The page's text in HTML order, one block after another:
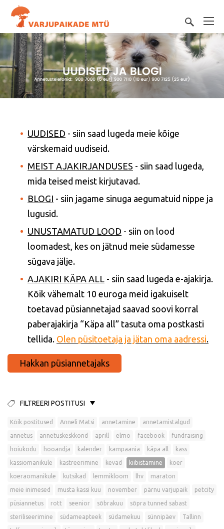
UUDISED - siin saad lugeda meie kõige
värskemaid uudiseid.
MEIST AJAKIRJANDUSES - siin saad lugeda,
mida teised meist kirjutavad.
BLOGI - siin jagame sinuga aegumatuid nippe ja
lugusid.
UNUSTAMATUD LOOD - siin on lood
loomadest, kes on jätnud meie südamesse
sügava jälje.
AJAKIRI KÄPA ALL - siin saad lugeda e-ajakirja.
Kõik vähemalt 10 euroga meid igakuiselt
toetavad püsiannetajad saavad soovi korral
paberajakirja “Käpa all” tasuta oma postkasti
tellida. Olen püsitoetaja ja jätan oma aadressi.
Hakkan püsiannetajaks
FILTREERI POSTITUSI
Kõik postitused Anneli Matsi annetamine annetamistalgud
annetus annetuskeskkond aprill elmo facebook fundraising
hoiukodu hooandja kalender kampaania käpa all kass
kassiomanikule kastreerimine kevad kiibistamine koer
koeraomanikule kutsikad lemmikloom lhv maraton
meie inimesed musta kassi kuu november pärnu varjupaik petcity
püsiannetus rott seenior sõbrakuu sõpra tunned sabast
steriliseerimine südameapteek südamekuu sünnipäev Tallinn